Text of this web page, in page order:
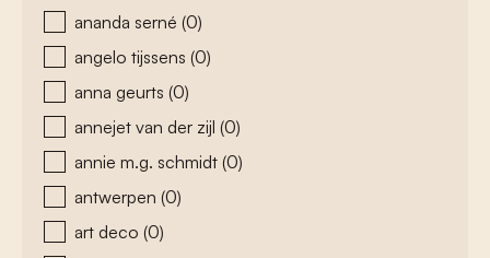
ananda serné (0)
angelo tijssens (0)
anna geurts (0)
annejet van der zijl (0)
annie m.g. schmidt (0)
antwerpen (0)
art deco (0)